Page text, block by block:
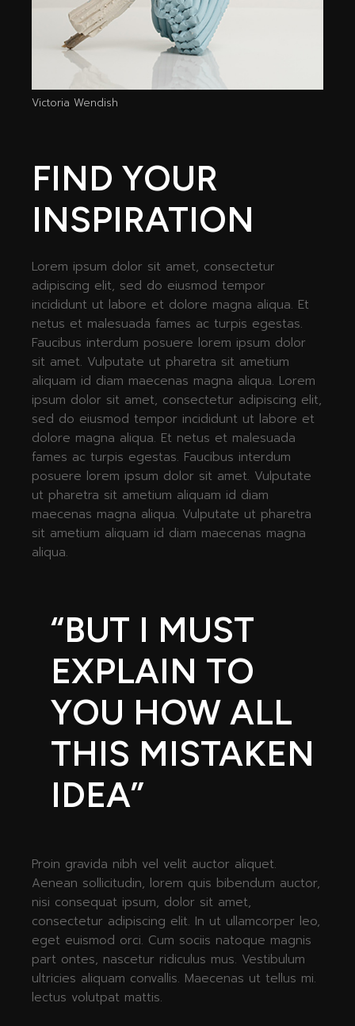
Victoria Wendish
FIND YOUR
INSPIRATION
Lorem ipsum dolor sit amet, consectetur
adipiscing elit, sed do eiusmod tempor
incididunt ut labore et dolore magna aliqua. Et
netus et malesuada fames ac turpis egestas.
Faucibus interdum posuere lorem ipsum dolor
sit amet. Vulputate ut pharetra sit ametium
aliquam id diam maecenas magna aliqua. Lorem
ipsum dolor sit amet, consectetur adipiscing elit,
sed do eiusmod tempor incididunt ut labore et
dolore magna aliqua. Et netus et malesuada
fames ac turpis egestas. Faucibus interdum
posuere lorem ipsum dolor sit amet. Vulputate
ut pharetra sit ametium aliquam id diam
maecenas magna aliqua. Vulputate ut pharetra
sit ametium aliquam id diam maecenas magna
aliqua.
“BUT I MUST
EXPLAIN TO
YOU HOW ALL
THIS MISTAKEN
IDEA”
Proin gravida nibh vel velit auctor aliquet.
Aenean sollicitudin, lorem quis bibendum auctor,
nisi consequat ipsum, dolor sit amet,
consectetur adipiscing elit. In ut ullamcorper leo,
eget euismod orci. Cum sociis natoque magnis
part ontes, nascetur ridiculus mus. Vestibulum
ultricies aliquam convallis. Maecenas ut tellus mi.
lectus volutpat mattis.